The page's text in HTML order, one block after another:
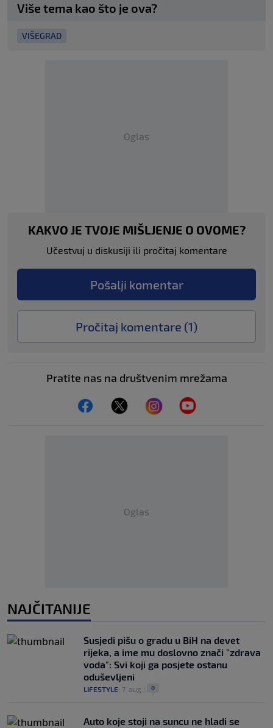
Više tema kao što je ova?
VIŠEGRAD
Oglas
KAKVO JE TVOJE MIŠLJENJE O OVOME?
Učestvuj u diskusiji ili pročitaj komentare
Pošalji komentar
Pročitaj komentare (1)
Pratite nas na društvenim mrežama
Oglas
NAJČITANIJE
Susjedi pišu o gradu u BiH na devet
rijeka, a ime mu doslovno znači "zdrava
voda": Svi koji ga posjete ostanu
oduševljeni
LIFESTYLE 7. aug. 0
Auto koje stoji na suncu ne hladi se